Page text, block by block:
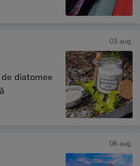
03 aug.
diatomee
06 aug.